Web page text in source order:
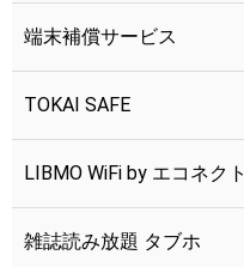
端末補償サービス
LIBMO端末補償
つながる端末保証
TOKAI SAFE
LIBMO WiFi by エコネクト
雑誌読み放題 タブホ